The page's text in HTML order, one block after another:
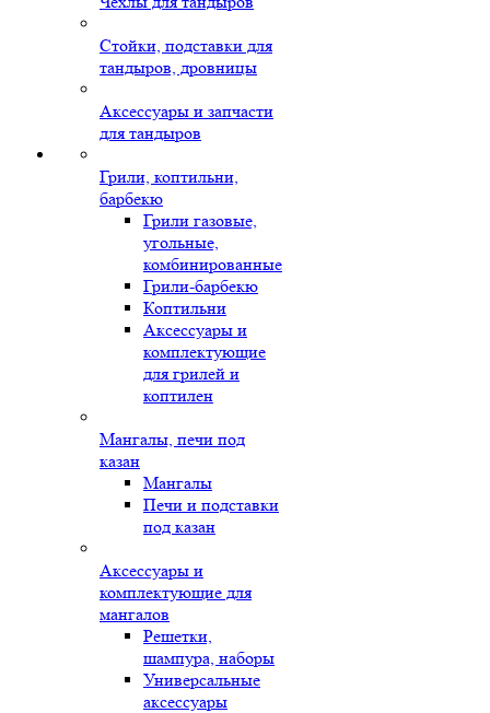
Стойки, подставки для
тандыров, дровницы
Аксессуары и запчасти
для тандыров
Грили, коптильни,
барбекю
Грили газовые,
угольные,
комбинированные
Грили-барбекю
Коптильни
Аксессуары и
комплектующие
для грилей и
коптилен
Мангалы, печи под
казан
Мангалы
Печи и подставки
под казан
Аксессуары и
комплектующие для
мангалов
Решетки,
шампура, наборы
Универсальные
аксессуары